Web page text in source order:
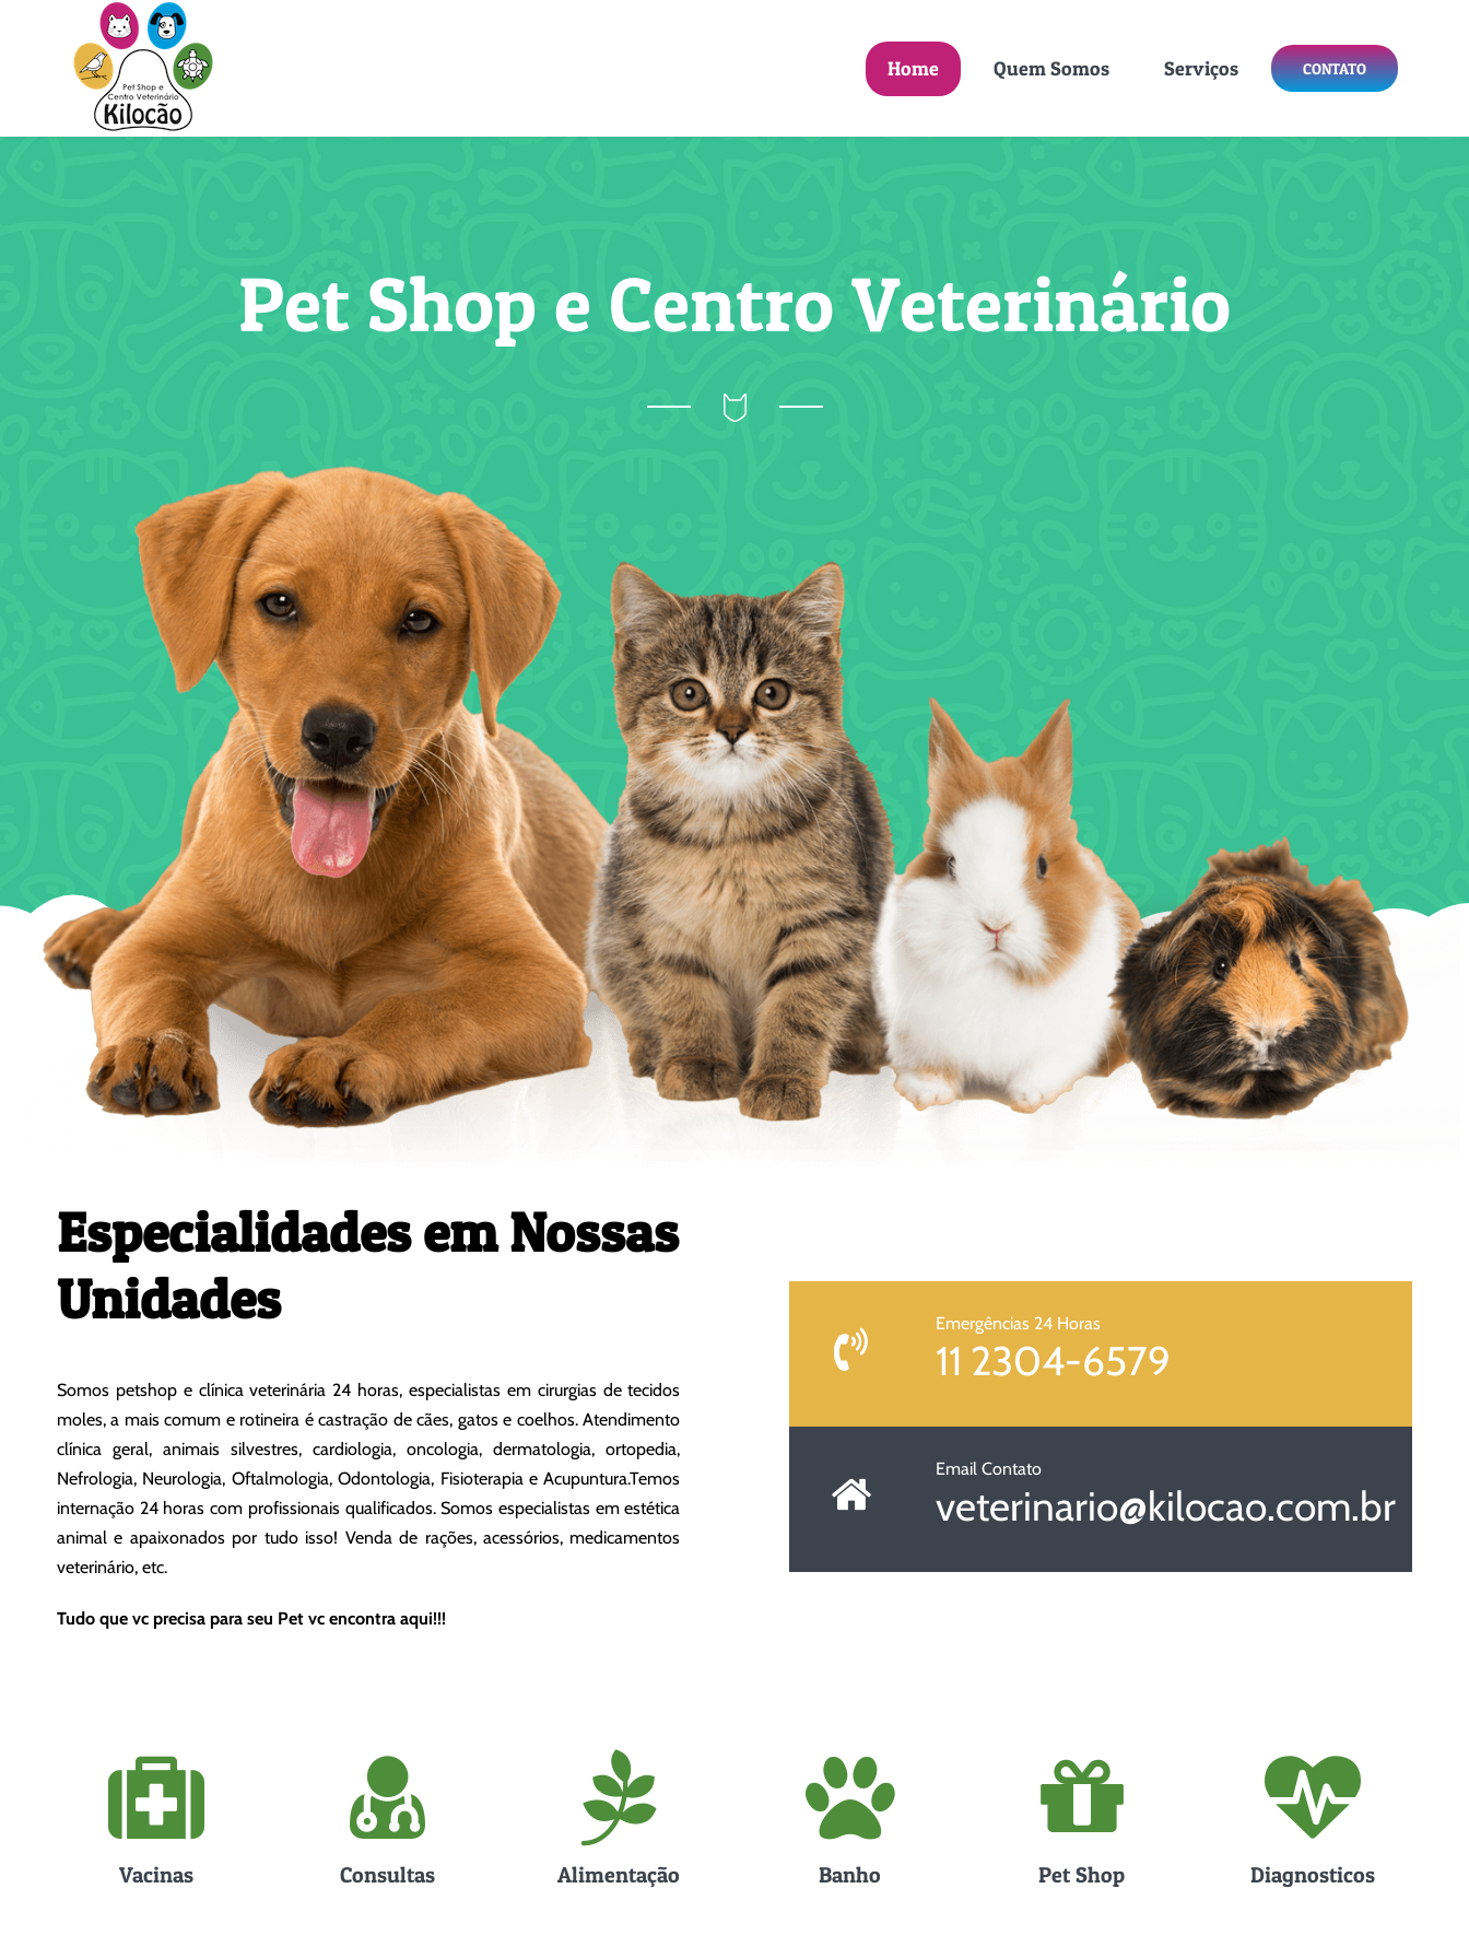
Home Quem Somos Serviços CONTATO
Pet Shop e Centro Veterinário
Especialidades em Nossas
Unidades
Somos petshop e clínica veterinária 24 horas, especialistas em cirurgias de tecidos
moles, a mais comum e rotineira é castração de cães, gatos e coelhos. Atendimento
clínica geral, animais silvestres, cardiologia, oncologia, dermatologia, ortopedia,
Nefrologia, Neurologia, Oftalmologia, Odontologia, Fisioterapia e Acupuntura.Temos
internação 24 horas com profissionais qualificados. Somos especialistas em estética
animal e apaixonados por tudo isso! Venda de rações, acessórios, medicamentos
veterinário, etc.
Tudo que vc precisa para seu Pet vc encontra aqui!!!
Emergências 24 Horas
11 2304-6579
Email Contato
veterinario@kilocao.com.br
Vacinas Consultas Alimentação Banho Pet Shop Diagnosticos